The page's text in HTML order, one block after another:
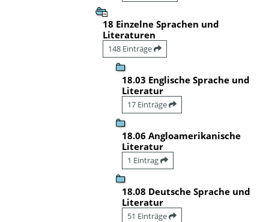
18 Einzelne Sprachen und
Literaturen
148 Einträge
18.03 Englische Sprache und
Literatur
17 Einträge
18.06 Angloamerikanische
Literatur
1 Eintrag
18.08 Deutsche Sprache und
Literatur
51 Einträge